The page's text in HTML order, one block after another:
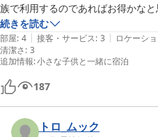
族で利用するのであればお得かなと
炭と網も割高ですが現地で購入でき
場所によって少し値段が違います
ューをすると隣の声とかが気になり
個人的には中腹がお勧めです。
夏は施設内の小川でカニが捕まえれ
続きを読む
部屋: 4 | 接客・サービス: 3 | ロケーシ
清潔さ: 3
追加情報:小さな子供と一緒に宿泊
187
トロ_ムック